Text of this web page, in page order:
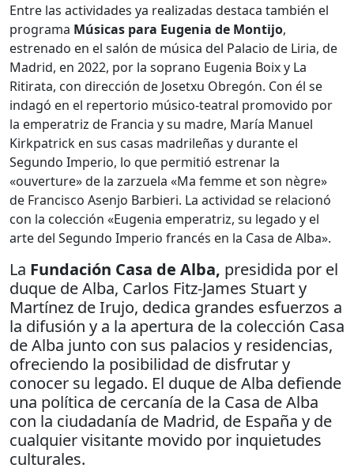
Entre las actividades ya realizadas destaca también el
programa Músicas para Eugenia de Montijo,
estrenado en el salón de música del Palacio de Liria, de
Madrid, en 2022, por la soprano Eugenia Boix y La
Ritirata, con dirección de Josetxu Obregón. Con él se
indagó en el repertorio músico-teatral promovido por
la emperatriz de Francia y su madre, María Manuel
Kirkpatrick en sus casas madrileñas y durante el
Segundo Imperio, lo que permitió estrenar la
«ouverture» de la zarzuela «Ma femme et son nègre»
de Francisco Asenjo Barbieri. La actividad se relacionó
con la colección «Eugenia emperatriz, su legado y el
arte del Segundo Imperio francés en la Casa de Alba».
La Fundación Casa de Alba, presidida por el
duque de Alba, Carlos Fitz-James Stuart y
Martínez de Irujo, dedica grandes esfuerzos a
la difusión y a la apertura de la colección Casa
de Alba junto con sus palacios y residencias,
ofreciendo la posibilidad de disfrutar y
conocer su legado. El duque de Alba deﬁende
una política de cercanía de la Casa de Alba
con la ciudadanía de Madrid, de España y de
cualquier visitante movido por inquietudes
culturales.